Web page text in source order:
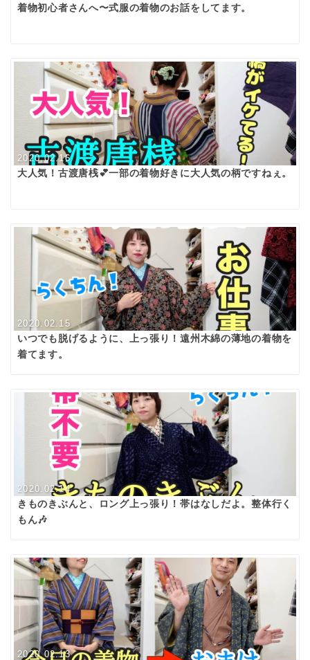
着物初心者さんへ〜式服の着物のお話をしてます。
2020.02.16
大人気！古渡唐桟💕一部の着物好きに大人気の柄ですねぇ。
2020.02.15
いつでも脱げるように、上っ張り！遠州木綿の薄地の着物を
着てます。
2020.02.14
きものきぶんと、ロング上っ張り！帯はなしだよ。整体行く
もん🎶
2020.02.13